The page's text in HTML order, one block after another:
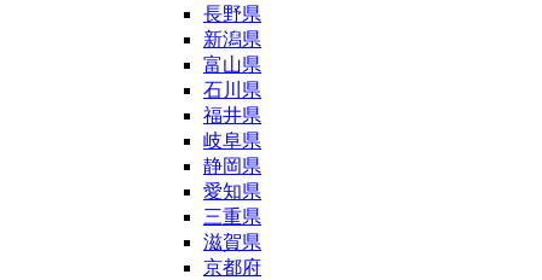
長野県
新潟県
富山県
石川県
福井県
岐阜県
静岡県
愛知県
三重県
滋賀県
京都府